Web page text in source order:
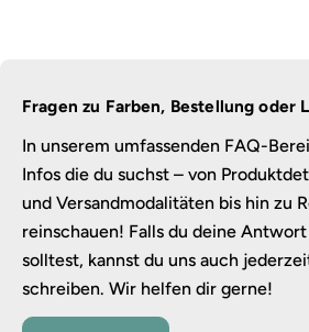
Fragen zu Farben, Bestellung oder
In unserem umfassenden FAQ-
Infos die du suchst – von
und Versandmodalitäten bis hin zu
reinschauen! Falls du deine
solltest, kannst du uns auch
schreiben. Wir helfen dir gerne!